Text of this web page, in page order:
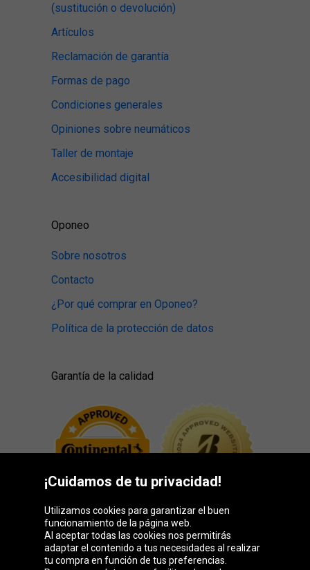
(sustitución o devolución)
Artículos
Reclamación de garantía
Formas de pago
Condiciones generales
Opiniones sobre neumáticos
Taller de montaje
Accesibilidad digital
Oponeo
Sobre nosotros
Contacto
¿Por qué comprar en Oponeo?
Política de la protección de datos
Garantía de la calidad
Grupo Oponeo
¡Cuidamos de tu privacidad!
Utilizamos cookies para garantizar el buen
funcionamiento de la página web.
Al aceptar todas las cookies nos permitirás
adaptar el contenido a tus necesidades al realizar
tu compra en función de tus preferencias.